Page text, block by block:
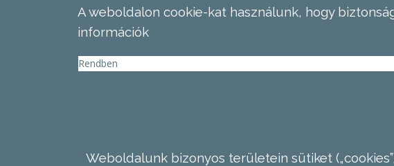
A weboldalon cookie-kat használunk, hogy
információk
Rendben
Weboldalunk bizonyos területein sütiket